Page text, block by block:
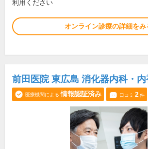
利用ください
オンライン診療の詳細をみ
前田医院 東広島 消化器内科・
医療機関による 情報認証済み 口コミ 2件